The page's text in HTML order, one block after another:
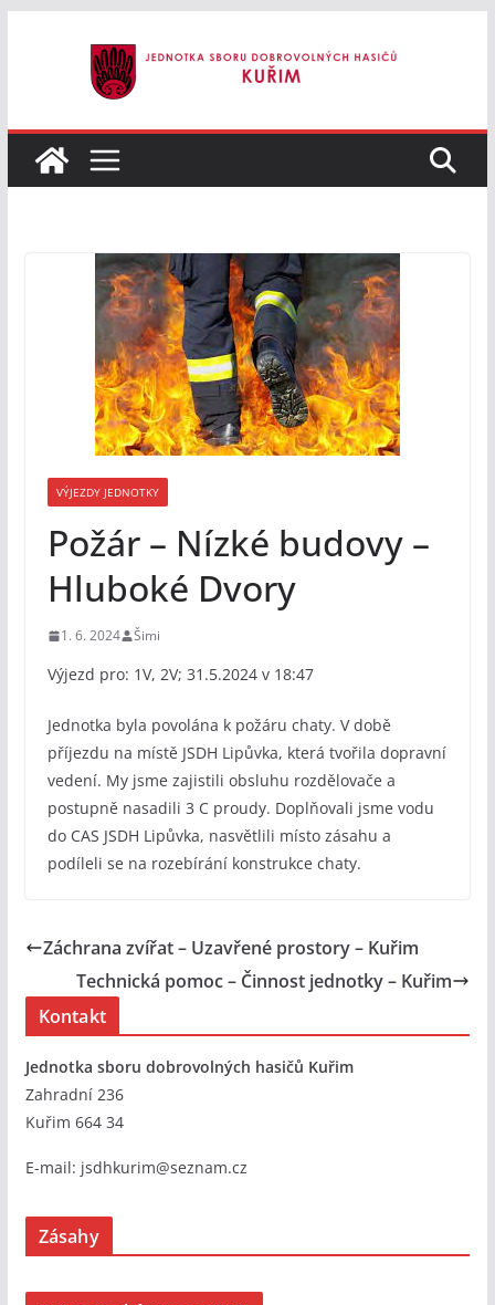
VÝJEZDY JEDNOTKY
Požár – Nízké budovy –
Hluboké Dvory
1. 6. 2024 Šimi
Výjezd pro: 1V, 2V; 31.5.2024 v 18:47
Jednotka byla povolána k požáru chaty. V době
příjezdu na místě JSDH Lipůvka, která tvořila dopravní
vedení. My jsme zajistili obsluhu rozdělovače a
postupně nasadili 3 C proudy. Doplňovali jsme vodu
do CAS JSDH Lipůvka, nasvětlili místo zásahu a
podíleli se na rozebírání konstrukce chaty.
Záchrana zvířat – Uzavřené prostory – Kuřim
Technická pomoc – Činnost jednotky – Kuřim
Kontakt
Jednotka sboru dobrovolných hasičů Kuřim
Zahradní 236
Kuřim 664 34
E-mail: jsdhkurim@seznam.cz
Zásahy